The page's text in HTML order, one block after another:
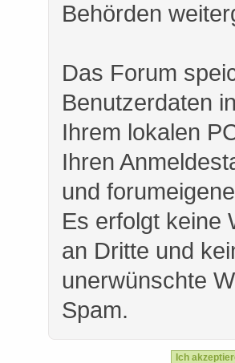
Behörden
Das Forum
Benutzerdaten
Ihrem lokalen
Ihren
und
Es erfolgt keine
an Dritte und
unerwünschte
Spam.